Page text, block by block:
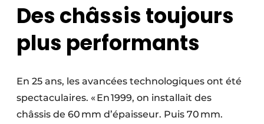
Des châssis toujours
plus performants
En 25 ans, les avancées technologiques ont été
spectaculaires. « En 1999, on installait des
châssis de 60 mm d’épaisseur. Puis 70 mm.